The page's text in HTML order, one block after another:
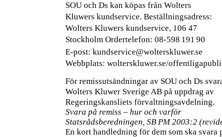
SOU och Ds kan köpas från Wolters
Kluwers kundservice. Beställningsadress:
Wolters Kluwers kundservice, 106 47
Stockholm Ordertelefon: 08-598 191 90
E-post: kundservice@wolterskluwer.se
Webbplats: wolterskluwer.se/
För remissutsändningar av SOU och Ds
Wolters Kluwer Sverige AB på uppdrag av
Regeringskansliets förvaltningsavdelning.
Svara på remiss – hur och varför
Statsrådsberedningen, SB PM 2003:2
En kort handledning för dem som ska svara